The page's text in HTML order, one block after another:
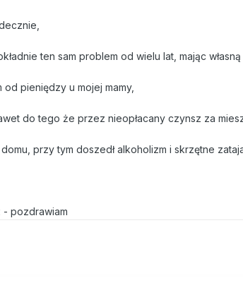
ten sam problem od wielu lat, mając
od pieniędzy u mojej mamy,
do tego że przez nieopłacany czynsz za
przy tym doszedł alkoholizm i skrzętne
- pozdrawiam